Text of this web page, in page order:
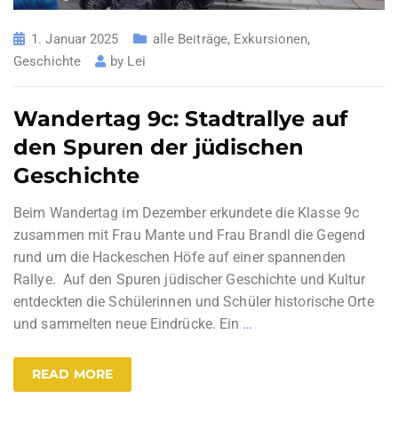
1. Januar 2025 alle Beiträge, Exkursionen,
Geschichte
by Lei
Wandertag 9c: Stadtrallye auf
den Spuren der jüdischen
Geschichte
Beim Wandertag im Dezember erkundete die Klasse 9c
zusammen mit Frau Mante und Frau Brandl die Gegend
rund um die Hackeschen Höfe auf einer spannenden
Rallye. Auf den Spuren jüdischer Geschichte und Kultur
entdeckten die Schülerinnen und Schüler historische Orte
und sammelten neue Eindrücke. Ein …
READ MORE